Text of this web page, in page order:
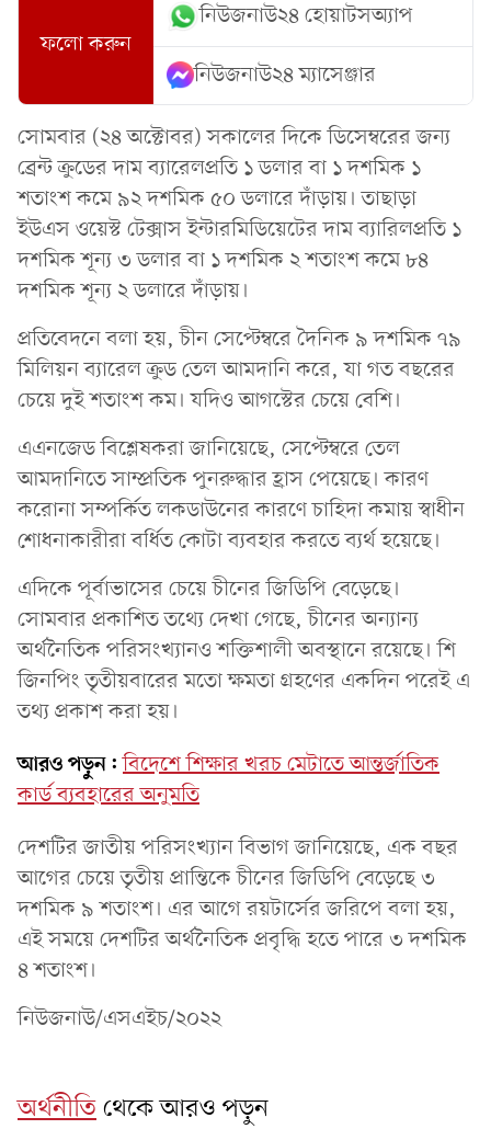
ফলো করুন
নিউজনাউ২৪ হোয়াটসঅ্যাপ
নিউজনাউ২৪ ম্যাসেঞ্জার
সোমবার (২৪ অক্টোবর) সকালের দিকে ডিসেম্বরের জন্য
ব্রেন্ট ক্রুডের দাম ব্যারেলপ্রতি ১ ডলার বা ১ দশমিক ১
শতাংশ কমে ৯২ দশমিক ৫০ ডলারে দাঁড়ায়। তাছাড়া
ইউএস ওয়েস্ট টেক্সাস ইন্টারমিডিয়েটের দাম ব্যারিলপ্রতি ১
দশমিক শূন্য ৩ ডলার বা ১ দশমিক ২ শতাংশ কমে ৮৪
দশমিক শূন্য ২ ডলারে দাঁড়ায়।
প্রতিবেদনে বলা হয়, চীন সেপ্টেম্বরে দৈনিক ৯ দশমিক ৭৯
মিলিয়ন ব্যারেল ক্রুড তেল আমদানি করে, যা গত বছরের
চেয়ে দুই শতাংশ কম। যদিও আগস্টের চেয়ে বেশি।
এএনজেড বিশ্লেষকরা জানিয়েছে, সেপ্টেম্বরে তেল
আমদানিতে সাম্প্রতিক পুনরুদ্ধার হ্রাস পেয়েছে। কারণ
করোনা সম্পর্কিত লকডাউনের কারণে চাহিদা কমায় স্বাধীন
শোধনাকারীরা বর্ধিত কোটা ব্যবহার করতে ব্যর্থ হয়েছে।
এদিকে পূর্বাভাসের চেয়ে চীনের জিডিপি বেড়েছে।
সোমবার প্রকাশিত তথ্যে দেখা গেছে, চীনের অন্যান্য
অর্থনৈতিক পরিসংখ্যানও শক্তিশালী অবস্থানে রয়েছে। শি
জিনপিং তৃতীয়বারের মতো ক্ষমতা গ্রহণের একদিন পরেই এ
তথ্য প্রকাশ করা হয়।
আরও পড়ুন: বিদেশে শিক্ষার খরচ মেটাতে আন্তর্জাতিক
কার্ড ব্যবহারের অনুমতি
দেশটির জাতীয় পরিসংখ্যান বিভাগ জানিয়েছে, এক বছর
আগের চেয়ে তৃতীয় প্রান্তিকে চীনের জিডিপি বেড়েছে ৩
দশমিক ৯ শতাংশ। এর আগে রয়টার্সের জরিপে বলা হয়,
এই সময়ে দেশটির অর্থনৈতিক প্রবৃদ্ধি হতে পারে ৩ দশমিক
৪ শতাংশ।
নিউজনাউ/এসএইচ/২০২২
অর্থনীতিথেকে আরও পড়ুন